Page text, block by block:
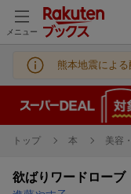
メニュー
熊本地震によ
トップ 本 美容
欲ばりワードローブ